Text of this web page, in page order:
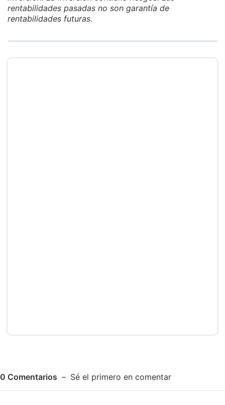
rentabilidades pasadas no son garantía de
rentabilidades futuras.
0 Comentarios Sé el primero en comentar